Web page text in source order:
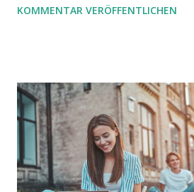
Texte stellt.
KOMMENTAR VERÖFFENTLICHEN